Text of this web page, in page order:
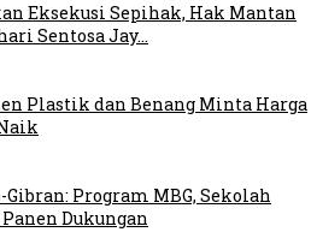
Eksekusi Sepihak, Hak Mantan
Sentosa Jay…
Plastik dan Benang Minta Harga
Gibran: Program MBG, Sekolah
Dukungan